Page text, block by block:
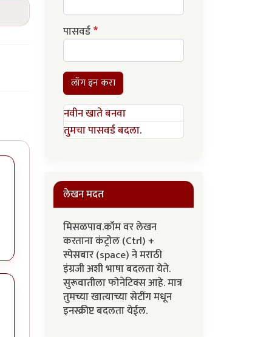
पासवर्ड
लॉग इन करा
नवीन खाते बनवा
तुमचा पासवर्ड बदला.
लेखन मदत
मिसळपाव.कॉम वर लेखन
करताना कंट्रोल (Ctrl) +
स्पेसबार (space) ने मराठी
इंग्रजी अशी भाषा बदलता येते.
सुरूवातीला फोनेटिक्स आहे. मात्र
तुमच्या खात्याच्या सेटींग मधून
इनस्क्रीप्ट बदलता येईल.